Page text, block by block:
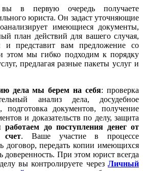
в первую очередь получаете
юриста. Он задаст уточняющие
имеющиеся документы,
план действий для вашего случая,
и представит вам предложение со
этом мы гибко подходим к порядку
предлагая разные пакеты услуг и
дела мы берем на себя: проверка
анализ дела, досудебное
подготовка документов, получение
и доказательств по делу, защита
до поступления денег от
. Ваше участие в процессе
договор, передать копии имеющихся
доверенность. При этом юрист всегда
вы контролируете через Личный